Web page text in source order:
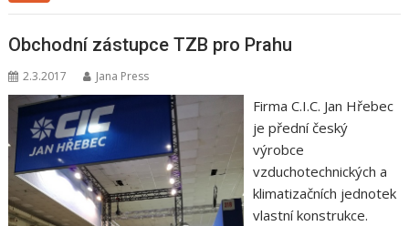
Obchodní zástupce TZB pro Prahu
2.3.2017 Jana Press
Firma C.I.C. Jan Hřebec
je přední český
výrobce
vzduchotechnických a
klimatizačních jednotek
vlastní konstrukce.